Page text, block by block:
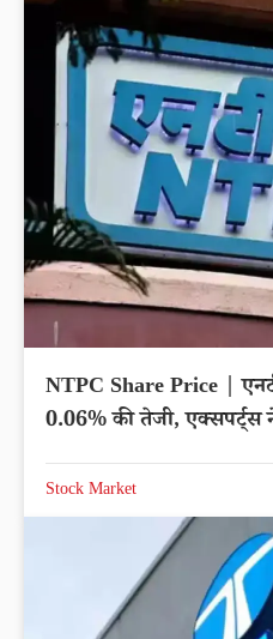
NTPC Share Price |
0.06% की तेजी,
Stock Market